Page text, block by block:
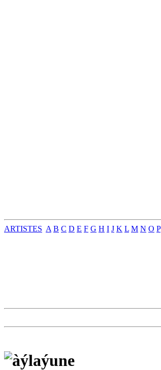
ARTISTES A B C D E F G H I J K L M N O P